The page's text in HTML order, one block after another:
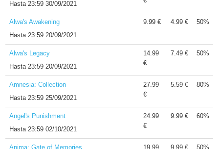
Hasta23:59 30/09/2021
Alwa's Awakening
Hasta23:59 20/09/2021
9.99 € 4.99 € 50%
Alwa's Legacy
Hasta23:59 20/09/2021
14.99
€
7.49 € 50%
Amnesia: Collection
Hasta23:59 25/09/2021
27.99
€
5.59 € 80%
Angel's Punishment
Hasta23:59 02/10/2021
24.99
€
9.99 € 60%
Anima: Gate of Memories
19.99
9.99 € 50%